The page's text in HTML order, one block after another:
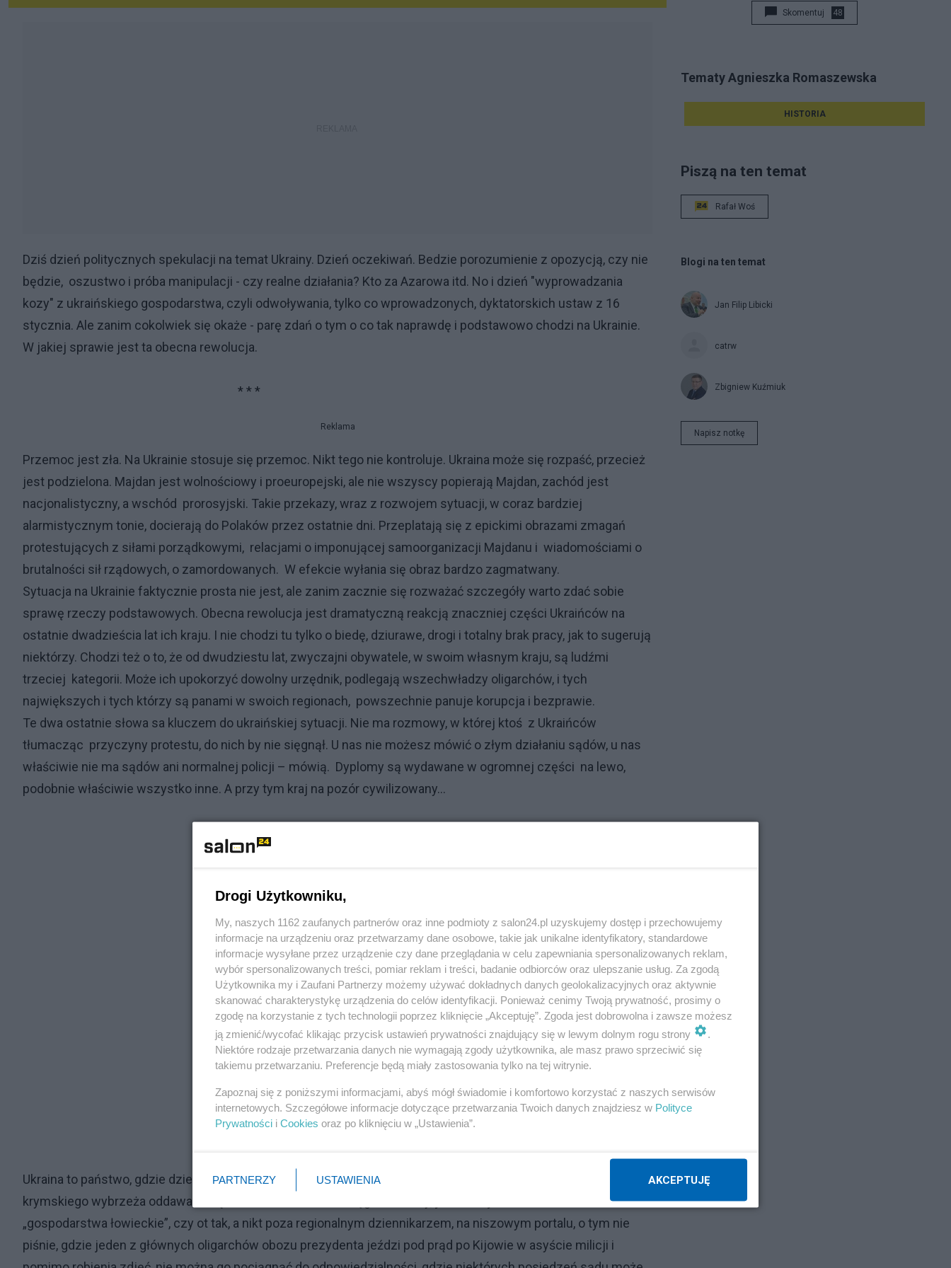
Dziś dzień politycznych spekulacji na temat Ukrainy. Dzień oczekiwań. Bedzie porozumienie z opozycją, czy nie
będzie, oszustwo i próba manipulacji - czy realne działania? Kto za Azarowa itd. No i dzień "wyprowadzania
kozy" z ukraińskiego gospodarstwa, czyli odwoływania, tylko co wprowadzonych, dyktatorskich ustaw z 16
stycznia. Ale zanim cokolwiek się okaże - parę zdań o tym o co tak naprawdę i podstawowo chodzi na Ukrainie.
W jakiej sprawie jest ta obecna rewolucja.
* * *
Reklama
Przemoc jest zła. Na Ukrainie stosuje się przemoc. Nikt tego nie kontroluje. Ukraina może się rozpaść, przecież
jest podzielona. Majdan jest wolnościowy i proeuropejski, ale nie wszyscy popierają Majdan, zachód jest
nacjonalistyczny, a wschód prorosyjski. Takie przekazy, wraz z rozwojem sytuacji, w coraz bardziej
alarmistycznym tonie, docierają do Polaków przez ostatnie dni. Przeplatają się z epickimi obrazami zmagań
protestujących z siłami porządkowymi, relacjami o imponującej samoorganizacji Majdanu i wiadomościami o
brutalności sił rządowych, o zamordowanych. W efekcie wyłania się obraz bardzo zagmatwany.
Sytuacja na Ukrainie faktycznie prosta nie jest, ale zanim zacznie się rozważać szczegóły warto zdać sobie
sprawę rzeczy podstawowych. Obecna rewolucja jest dramatyczną reakcją znaczniej części Ukraińców na
ostatnie dwadzieścia lat ich kraju. I nie chodzi tu tylko o biedę, dziurawe, drogi i totalny brak pracy, jak to sugerują
niektórzy. Chodzi też o to, że od dwudziestu lat, zwyczajni obywatele, w swoim własnym kraju, są ludźmi
trzeciej kategorii. Może ich upokorzyć dowolny urzędnik, podlegają wszechwładzy oligarchów, i tych
największych i tych którzy są panami w swoich regionach, powszechnie panuje korupcja i bezprawie.
Te dwa ostatnie słowa sa kluczem do ukraińskiej sytuacji. Nie ma rozmowy, w której ktoś z Ukraińców
tłumacząc przyczyny protestu, do nich by nie sięgnął. U nas nie możesz mówić o złym działaniu sądów, u nas
właściwie nie ma sądów ani normalnej policji – mówią. Dyplomy są wydawane w ogromnej części na lewo,
podobnie właściwie wszystko inne. A przy tym kraj na pozór cywilizowany...
Ukraina to państwo, gdzie dziesiątki tysięcy hektarów państwowych lasów wraz z rezerwatami, albo kilometry
krymskiego wybrzeża oddawane są za bezcen ludziom z kręgów władzy, jako bliżej nieokreślone
„gospodarstwa łowieckie”, czy ot tak, a nikt poza regionalnym dziennikarzem, na niszowym portalu, o tym nie
piśnie, gdzie jeden z głównych oligarchów obozu prezydenta jeździ pod prąd po Kijowie w asyście milicji i
Skomentuj 48
Tematy Agnieszka Romaszewska
HISTORIA
Piszą na ten temat
Rafał Woś
Blogi na ten temat
Jan Filip Libicki
catrw
Zbigniew Kuźmiuk
Napisz notkę
Drogi Użytkowniku,
My, naszych 1162 zaufanych partnerów oraz inne podmioty z salon24.pl uzyskujemy dostęp i przechowujemy
informacje na urządzeniu oraz przetwarzamy dane osobowe, takie jak unikalne identyfikatory, standardowe
informacje wysyłane przez urządzenie czy dane przeglądania w celu zapewniania spersonalizowanych reklam,
wybór spersonalizowanych treści, pomiar reklam i treści, badanie odbiorców oraz ulepszanie usług. Za zgodą
Użytkownika my i Zaufani Partnerzy możemy używać dokładnych danych geolokalizacyjnych oraz aktywnie
skanować charakterystykę urządzenia do celów identyfikacji. Ponieważ cenimy Twoją prywatność, prosimy o
zgodę na korzystanie z tych technologii poprzez kliknięcie „Akceptuję”. Zgoda jest dobrowolna i zawsze możesz
ją zmienić/wycofać klikając przycisk ustawień prywatności znajdujący się w lewym dolnym rogu strony
.
Niektóre rodzaje przetwarzania danych nie wymagają zgody użytkownika, ale masz prawo sprzeciwić się
takiemu przetwarzaniu. Preferencje będą miały zastosowania tylko na tej witrynie.
Zapoznaj się z poniższymi informacjami, abyś mógł świadomie i komfortowo korzystać z naszych serwisów
internetowych. Szczegółowe informacje dotyczące przetwarzania Twoich danych znajdziesz w Polityce
Prywatności i Cookies oraz po kliknięciu w „Ustawienia”.
PARTNERZY USTAWIENIA AKCEPTUJĘ